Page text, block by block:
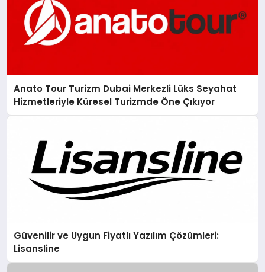
Anato Tour Turizm Dubai Merkezli Lüks Seyahat
Hizmetleriyle Küresel Turizmde Öne Çıkıyor
Güvenilir ve Uygun Fiyatlı Yazılım Çözümleri:
Lisansline